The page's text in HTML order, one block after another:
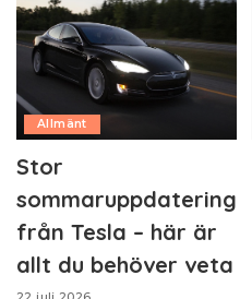
Allmänt
Stor
sommaruppdatering
från Tesla – här är
allt du behöver veta